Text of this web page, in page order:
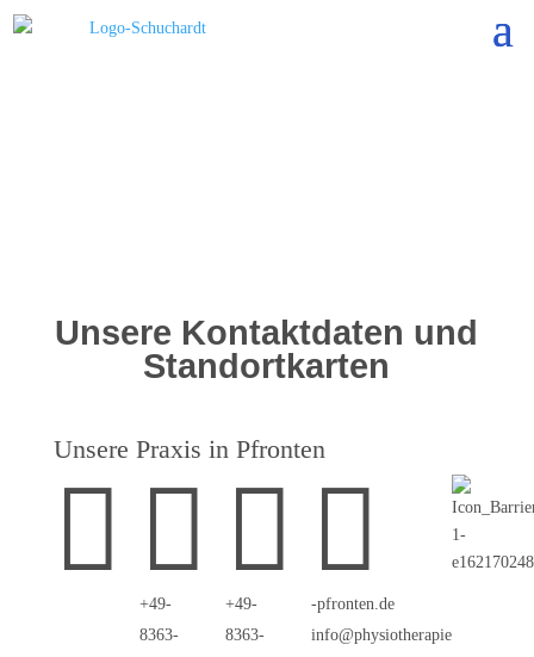
Unsere Kontaktdaten und
Standortkarten
Unsere Praxis in Pfronten
 
+49-
8363-

+49-
8363-

ed.ne
tnorf
p-
eip
areht
oisyh
p@ofn
i